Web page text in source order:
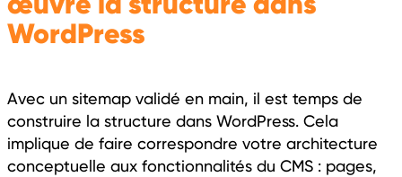
WordPress
Avec un sitemap validé en main, il est temps de
construire la structure dans WordPress. Cela
implique de faire correspondre votre architecture
conceptuelle aux fonctionnalités du CMS : pages,